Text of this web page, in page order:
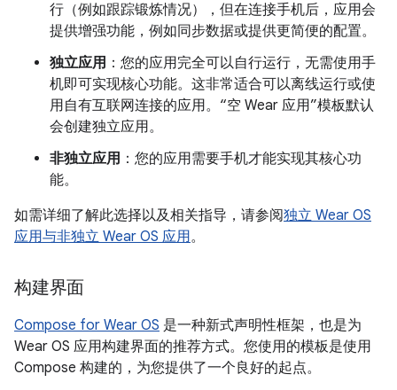
行（例如跟踪锻炼情况），但在连接手机后，应用会
提供增强功能，例如同步数据或提供更简便的配置。
独立应用 ：您的应用完全可以自行运行，无需使用手
机即可实现核心功能。这非常适合可以离线运行或使
用自有互联网连接的应用。“空 Wear 应用”模板默认
会创建独立应用。
非独立应用 ：您的应用需要手机才能实现其核心功
能。
如需详细了解此选择以及相关指导，请参阅独立 Wear OS
应用与非独立 Wear OS 应用。
构建界面
Compose for Wear OS 是一种新式声明性框架，也是为
Wear OS 应用构建界面的推荐方式。您使用的模板是使用
Compose 构建的，为您提供了一个良好的起点。